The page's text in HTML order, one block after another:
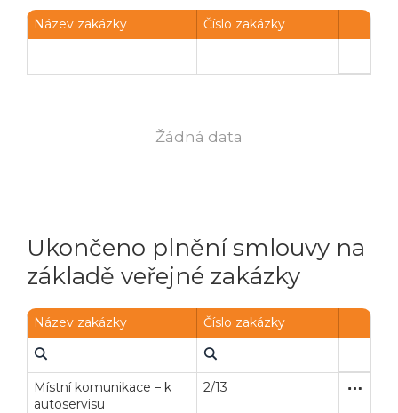
Název zakázky Číslo zakázky
Žádná data
Ukončeno plnění smlouvy na
základě veřejné zakázky
Název zakázky Číslo zakázky
Místní komunikace – k
autoservisu
2/13